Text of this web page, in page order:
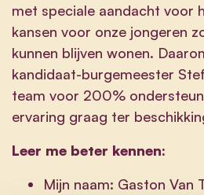
met speciale aandacht voor
kansen voor onze jongeren
kunnen blijven wonen.
kandidaat-burgemeester
team voor 200%
ervaring graag ter
Leer me beter kennen:
Mijn naam: Gaston Van